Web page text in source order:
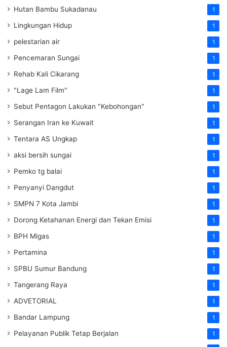
Hutan Bambu Sukadanau 1
Lingkungan Hidup 1
pelestarian air 1
Pencemaran Sungai 1
Rehab Kali Cikarang 1
"Lage Lam Film" 1
Sebut Pentagon Lakukan "Kebohongan" 1
Serangan Iran ke Kuwait 1
Tentara AS Ungkap 1
aksi bersih sungai 1
Pemko tg balai 1
Penyanyi Dangdut 1
SMPN 7 Kota Jambi 1
Dorong Ketahanan Energi dan Tekan Emisi 1
BPH Migas 1
Pertamina 1
SPBU Sumur Bandung 1
Tangerang Raya 1
ADVETORIAL 1
Bandar Lampung 1
Pelayanan Publik Tetap Berjalan 1